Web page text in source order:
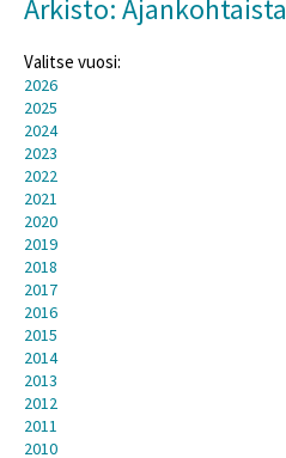
Arkisto: Ajankohtaista
Valitse vuosi:
2026
2025
2024
2023
2022
2021
2020
2019
2018
2017
2016
2015
2014
2013
2012
2011
2010